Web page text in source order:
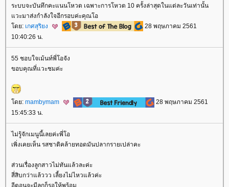
ระบบจะบันทึกคะแนนโหวต เฉพาะการโหวต 10 ครั้งล่าสุดในแต่ละวันเท่านั้น
วะมาส่งกำลังใจอีกรอบค่ะคุณโอ
ดย: เกศสุริยง
28 พฤษภาคม 2561
10:40:26 น.
55 ชอบใจเม้นท์พี่โอจัง
ขอบคุณที่แวะชมค่ะ
ดย: mambymam
28 พฤษภาคม 2561
15:45:33 น.
ไม่รู้จักเมนูนี้เลยค่ะพี่โอ
เพิ่งเคยเห็น รสชาติคล้ายทอดมันปลากรายเปล่าคะ
ส่วนเรื่องลูกสาวไม่ทันแล้วละค่ะ
สี่สิบกว่าแล้ววว เลี้ยงไม่ไหวแล้วค่ะ